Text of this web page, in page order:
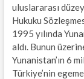
uluslararası
Hukuku
1995 yılında
aldı. Bunun
Yunanistan’ın 6
Türkiye’nin